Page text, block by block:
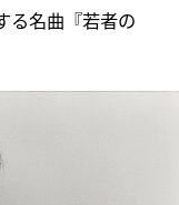
る名曲『若者の